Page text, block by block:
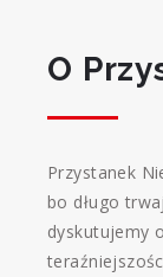
O
Przystanek
bo długo
dyskutujemy